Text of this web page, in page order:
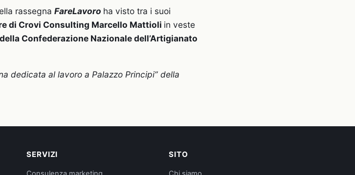
rassegna FareLavoro ha visto tra i suoi
di Crovi Consulting Marcello Mattioli in veste
della Confederazione Nazionale dell’Artigianato
dedicata al lavoro a Palazzo Principi” della
SERVIZI SITO